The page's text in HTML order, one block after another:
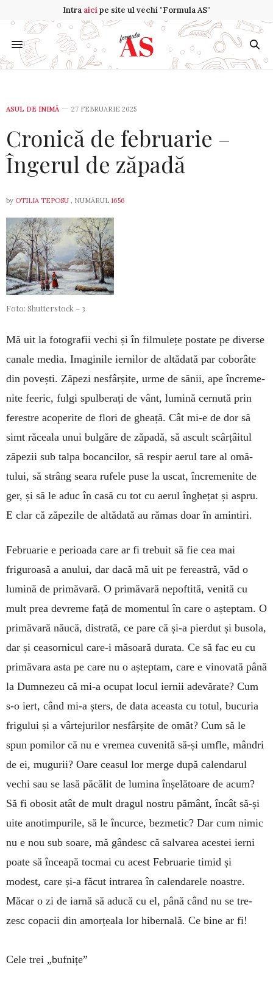
Intra aicipe site ul vechi "Formula AS"
ASUL DE INIMĂ 27 FEBRUARIE 2025
Cronică de februarie –
Îngerul de zăpadă
by OTILIA TEPOSU , NUMĂRUL 1656
Foto: Shutterstock – 3
Mă uit la fotografii vechi și în filmulețe postate pe diverse
canale media. Ima­ginile iernilor de altădată par coborâte
din povești. Zăpezi ne­sfârșite, urme de sănii, ape încre­me­
nite feeric, fulgi spulberați de vânt, lumină cer­nută prin
ferestre acoperite de flori de gheață. Cât mi-e de dor să
simt răceala unui bulgăre de zăpa­dă, să ascult scâr­­țâ­itul
zăpezii sub talpa bocancilor, să res­pir aerul ta­re al omă­
tului, să strâng seara ru­fele puse la uscat, în­cremenite de
ger, și să le aduc în casă cu tot cu aerul înghețat și as­pru.
E clar că zăpezile de altădată au rămas doar în amintiri.
Februarie e perioa­da care ar fi trebuit să fie cea mai
friguroasă a anului, dar dacă mă uit pe fereastră, văd o
lumină de primăvară. O primă­vară nepoftită, venită cu
mult prea devreme față de momentul în care o așteptam. O
primăvară năucă, dis­trată, ce pare că și-a pierdut și busola,
dar și ceasornicul care-i măsoară du­rata. Ce să fac eu cu
primăvara asta pe care nu o așteptam, care e vino­vată până
la Dumnezeu că mi-a ocu­pat locul iernii adevărate? Cum
s-o iert, când mi-a șters, de data aceasta cu totul, bucuria
frigului și a vârteju­rilor nesfârșite de omăt? Cum să le
spun pomilor că nu e vremea cuve­nită să-și umfle, mândri
de ei, mugu­rii? Oare ceasul lor merge după ca­len­darul
vechi sau se lasă păcălit de lu­mina înșelătoare de acum?
Să fi obosit atât de mult dragul nostru pământ, încât să-și
uite anotim­purile, să le încurce, bezmetic? Dar cum nimic
nu e nou sub soa­re, mă gândesc că salvarea acestei ierni
poate să înceapă tocmai cu acest Februarie timid și
modest, care și-a făcut intrarea în calen­darele noastre.
Măcar o zi de iar­nă să aducă cu el, până când nu se tre­
zesc copacii din amorțeala lor hi­bernală. Ce bine ar fi!
Cele trei „bufnițe”